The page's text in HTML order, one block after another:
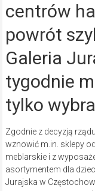
centrów
powrót
Galeria
tygodnie
tylko
Zgodnie z decyzją
wznowić m.in. sklepy
meblarskie i z
asortymentem dla
Jurajska w